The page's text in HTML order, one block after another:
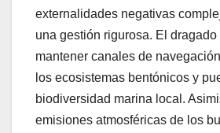
externalidades negativas
una gestión rigurosa. El
mantener canales de
los ecosistemas bentónicos y
biodiversidad marina local.
emisiones atmosféricas de los